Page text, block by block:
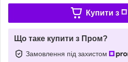
Купити з
Що таке купити з Пром?
Замовлення під захистом